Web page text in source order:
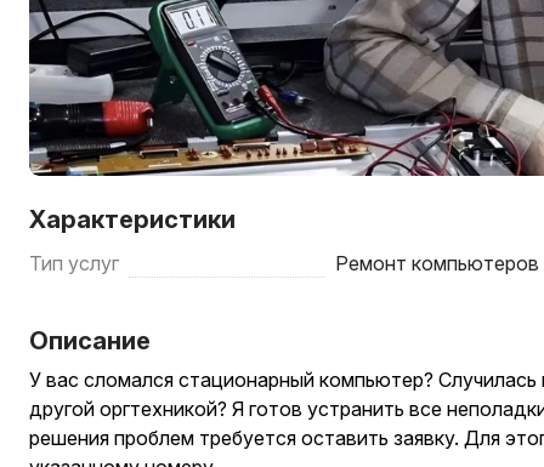
Характеристики
Тип услуг Ремонт компьютеров
Описание
У вас сломался стационарный компьютер? Случилась
другой оргтехникой? Я готов устранить все
решения проблем требуется оставить заявку. Для